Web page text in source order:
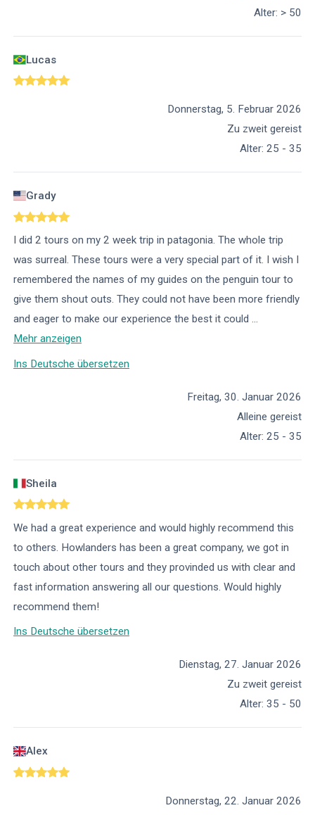
Alter: > 50
Lucas
Donnerstag, 5. Februar 2026
Zu zweit gereist
Alter: 25 - 35
Grady
I did 2 tours on my 2 week trip in patagonia. The whole trip
was surreal. These tours were a very special part of it. I wish I
remembered the names of my guides on the penguin tour to
give them shout outs. They could not have been more friendly
and eager to make our experience the best it could ...
Mehr anzeigen
Ins Deutsche übersetzen
Freitag, 30. Januar 2026
Alleine gereist
Alter: 25 - 35
Sheila
We had a great experience and would highly recommend this
to others. Howlanders has been a great company, we got in
touch about other tours and they provinded us with clear and
fast information answering all our questions. Would highly
recommend them!
Ins Deutsche übersetzen
Dienstag, 27. Januar 2026
Zu zweit gereist
Alter: 35 - 50
Alex
Donnerstag, 22. Januar 2026